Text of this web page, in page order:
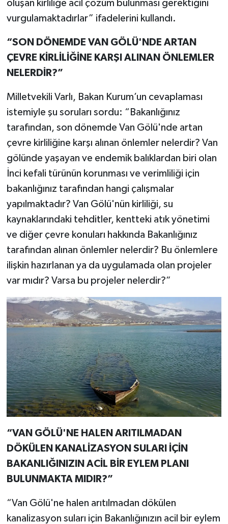
oluşan kirliliğe acil çözüm bulunması gerektiğini
vurgulamaktadırlar” ifadelerini kullandı.
“SON DÖNEMDE VAN GÖLÜ'NDE ARTAN
ÇEVRE KİRLİLİĞİNE KARŞI ALINAN ÖNLEMLER
NELERDİR?”
Milletvekili Varlı, Bakan Kurum’un cevaplaması
istemiyle şu soruları sordu: “Bakanlığınız
tarafından, son dönemde Van Gölü'nde artan
çevre kirliliğine karşı alınan önlemler nelerdir? Van
gölünde yaşayan ve endemik balıklardan biri olan
İnci kefali türünün korunması ve verimliliği için
bakanlığınız tarafından hangi çalışmalar
yapılmaktadır? Van Gölü'nün kirliliği, su
kaynaklarındaki tehditler, kentteki atık yönetimi
ve diğer çevre konuları hakkında Bakanlığınız
tarafından alınan önlemler nelerdir? Bu önlemlere
ilişkin hazırlanan ya da uygulamada olan projeler
var mıdır? Varsa bu projeler nelerdir?”
“VAN GÖLÜ'NE HALEN ARITILMADAN
DÖKÜLEN KANALİZASYON SULARI İÇİN
BAKANLIĞINIZIN ACİL BİR EYLEM PLANI
BULUNMAKTA MIDIR?”
“Van Gölü'ne halen arıtılmadan dökülen
kanalizasyon suları için Bakanlığınızın acil bir eylem